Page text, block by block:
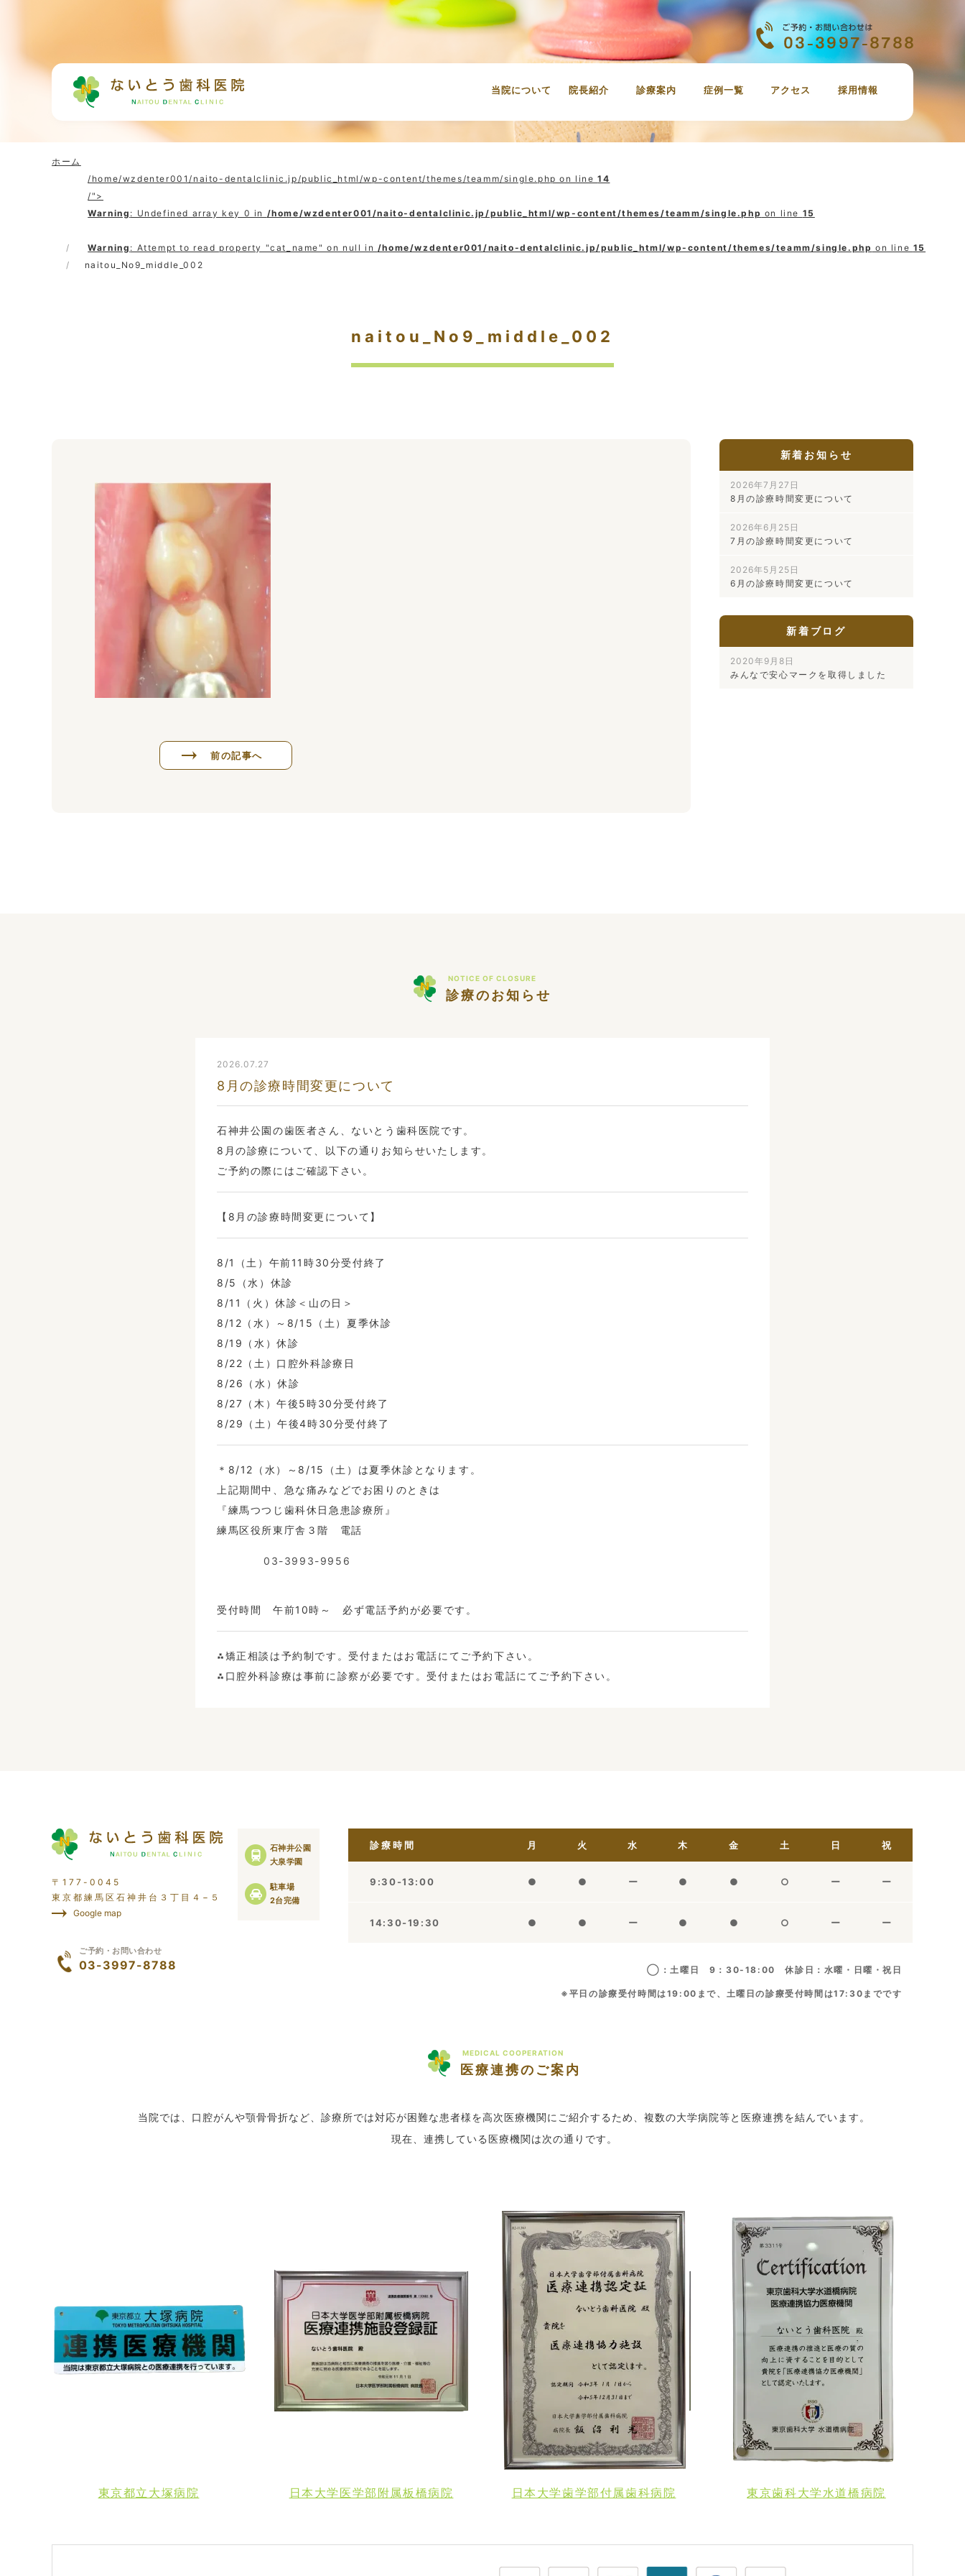
当院について 院長紹介 診療案内
虫歯治療
定期検診、歯のクリーニング
審美歯科
ホワイトニング
親知らずの抜歯
インプラント
小児歯科
治療の費用
症例一覧 アクセス 採用情報
ホーム
/home/wzdenter001/naito-dentalclinic.jp/public_html/wp-content/themes/teamm/single.php on line14
/">
Warning : Undefined array key 0 in /home/wzdenter001/naito-dentalclinic.jp/public_html/wp-content/themes/teamm/single.php on line 15
Warning : Attempt to read property "cat_name" on null in /home/wzdenter001/naito-dentalclinic.jp/public_html/wp-content/themes/teamm/single.php on line 15
naitou_No9_middle_002
naitou_No9_middle_002
前の記事へ
新着お知らせ
2026年7月27日
8月の診療時間変更について
2026年6月25日
7月の診療時間変更について
2026年5月25日
6月の診療時間変更について
新着ブログ
2020年9月8日
みんなで安心マークを取得しました
NOTICE OF CLOSURE
診療のお知らせ
2026.07.27
8月の診療時間変更について
石神井公園の歯医者さん、ないとう歯科医院です。
8月の診療について、以下の通りお知らせいたします。
ご予約の際にはご確認下さい。
【8月の診療時間変更について】
8/1（土）午前11時30分受付終了
8/5（水）休診
8/11（火）休診＜山の日＞
8/12（水）～8/15（土）夏季休診
8/19（水）休診
8/22（土）口腔外科診療日
8/26（水）休診
8/27（木）午後5時30分受付終了
8/29（土）午後4時30分受付終了
＊8/12（水）～8/15（土）は夏季休診となります。
上記期間中、急な痛みなどでお困りのときは
『練馬つつじ歯科休日急患診療所』
練馬区役所東庁舎３階 電話
03-3993-9956
受付時間 午前10時～ 必ず電話予約が必要です。
⁂矯正相談は予約制です。受付またはお電話にてご予約下さい。
⁂口腔外科診療は事前に診察が必要です。受付またはお電話にてご予約下さい。
〒177-0045
東京都練馬区石神井台３丁目４−５
Google map
石神井公園
大泉学園
駐車場
2台完備
ご予約・お問い合わせ
03-3997-8788
診療時間 月 火 水 木 金 土 日 祝
9:30-13:00 ● ● ー ● ● ○ ー ー
14:30-19:30 ● ● ー ● ● ○ ー ー
◯：土曜日 9：30-18:00 休診日：水曜・日曜・祝日
※平日の診療受付時間は19:00まで、土曜日の診療受付時間は17:30までです
MEDICAL COOPERATION
医療連携のご案内
当院では、口腔がんや顎骨骨折など、診療所では対応が困難な患者様を高次医療機関にご紹介するため、複数の大学病院等と医療連携を結んでいます。
現在、連携している医療機関は次の通りです。
東京都立大塚病院 日本大学医学部附属板橋病院 日本大学歯学部付属歯科病院 東京歯科大学水道橋病院